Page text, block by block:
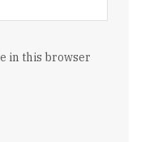
in this browser